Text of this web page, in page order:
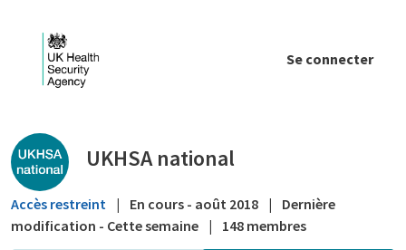
Se connecter
Public library - UKHSA national
UKHSA national
Accès restreint | En cours - août 2018 |
Dernière
modification - Cette semaine | 148 membres